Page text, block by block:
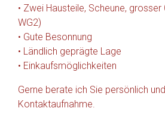
• Zwei Hausteile, Scheune,
WG2)
• Gute Besonnung
• Ländlich geprägte Lage
• Einkaufsmöglichkeiten
Gerne berate ich Sie persönlich
Kontaktaufnahme.